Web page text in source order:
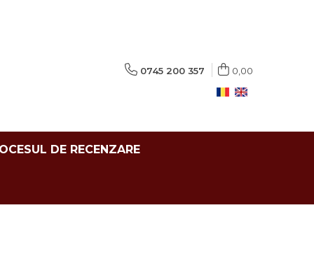
0745 200 357 0,00
DE RECENZARE